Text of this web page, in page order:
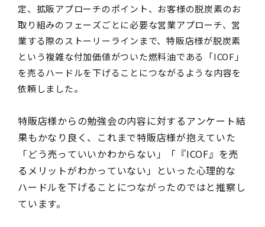
定、拡販アプローチのポイント、お客様の脱炭素のお
取り組みのフェーズごとに必要な営業アプローチ、営
業する際のストーリーラインまで、特販店様が脱炭素
という複雑な付加価値がついた燃料油である「ICOF 」
を売るハードルを下げることにつながるような内容を
依頼しました。
特販店様からの勉強会の内容に対するアンケート結
果もかなり良く、これまで特販店様が抱えていた
「どう売っていいかわからない」「『ICOF』を売
るメリットがわかっていない」といった心理的な
ハードルを下げることにつながったのではと推察し
ています。